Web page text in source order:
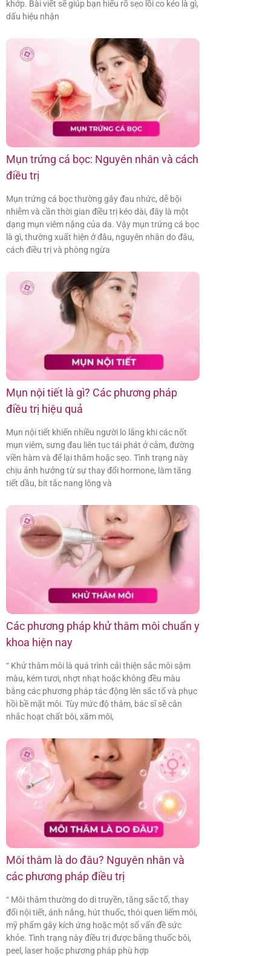
khớp. Bài viết sẽ giúp bạn hiểu rõ sẹo lồi co kéo là gì,
dấu hiệu nhận
Mụn trứng cá bọc: Nguyên nhân và cách
điều trị
Mụn trứng cá bọc thường gây đau nhức, dễ bội
nhiễm và cần thời gian điều trị kéo dài, đây là một
dạng mụn viêm nặng của da. Vậy mụn trứng cá bọc
là gì, thường xuất hiện ở đâu, nguyên nhân do đâu,
cách điều trị và phòng ngừa
Mụn nội tiết là gì? Các phương pháp
điều trị hiệu quả
Mụn nội tiết khiến nhiều người lo lắng khi các nốt
mụn viêm, sưng đau liên tục tái phát ở cằm, đường
viền hàm và để lại thâm hoặc sẹo. Tình trạng này
chịu ảnh hưởng từ sự thay đổi hormone, làm tăng
tiết dầu, bít tắc nang lông và
Các phương pháp khử thâm môi chuẩn y
khoa hiện nay
“ Khử thâm môi là quá trình cải thiện sắc môi sậm
màu, kém tươi, nhợt nhạt hoặc không đều màu
bằng các phương pháp tác động lên sắc tố và phục
hồi bề mặt môi. Tùy mức độ thâm, bác sĩ sẽ cân
nhắc hoạt chất bôi, xăm môi,
Môi thâm là do đâu? Nguyên nhân và
các phương pháp điều trị
“ Môi thâm thường do di truyền, tăng sắc tố, thay
đổi nội tiết, ánh nắng, hút thuốc, thói quen liếm môi,
mỹ phẩm gây kích ứng hoặc một số vấn đề sức
khỏe. Tình trạng này điều trị được bằng thuốc bôi,
peel, laser hoặc phương pháp phù hợp